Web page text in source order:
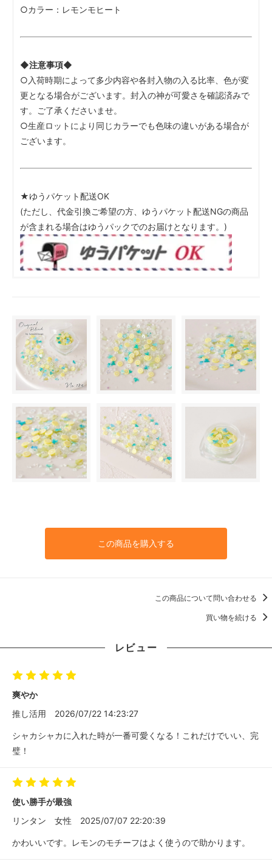
○カラー：レモンモヒート
◆注意事項◆
○入荷時期によって多少内容や各封入物の入る比率、色が変
更となる場合がございます。封入の神が可愛さを確認済みで
す。ご了承くださいませ。
○生産ロットにより同じカラーでも色味の違いがある場合が
ございます。
★ゆうパケット配送OK
(ただし、代金引換ご希望の方、ゆうパケット配送NGの商品
が含まれる場合はゆうパックでのお届けとなります。)
この商品を購入する
この商品について問い合わせる
買い物を続ける
レビュー
爽やか
推し活用
2026/07/22 14:23:27
シャカシャカに入れた時が一番可愛くなる！これだけでいい、完
璧！
使い勝手が最強
リンタン
女性 2025/07/07 22:20:39
かわいいです。レモンのモチーフはよく使うので助かります。